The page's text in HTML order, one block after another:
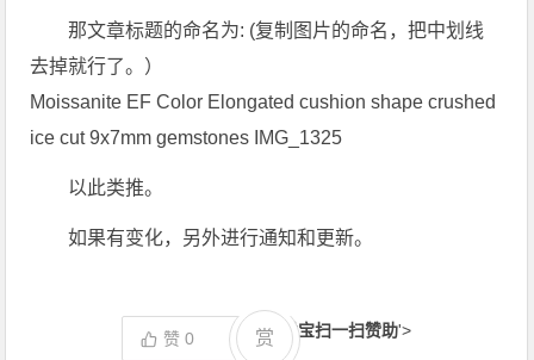
那文章标题的命名为: (复制图片的命名，把中划线
去掉就行了。）
Moissanite EF Color Elongated cushion shape crushed
ice cut 9x7mm gemstones IMG_1325
以此类推。
如果有变化，另外进行通知和更新。
赞0 支付宝扫一扫赞助'>
赏